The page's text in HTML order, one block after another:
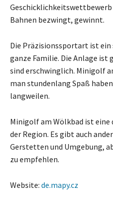
Bahnen bezwingt, gewinnt.
Die Präzisionssportart ist ein
ganze Familie. Die Anlage ist
sind erschwinglich. Minigolf
man stundenlang Spaß
langweilen.
Minigolf am Wölkbad ist
der Region. Es gibt auch
Gerstetten und Umgebung,
zu empfehlen.
Website: de.mapy.cz